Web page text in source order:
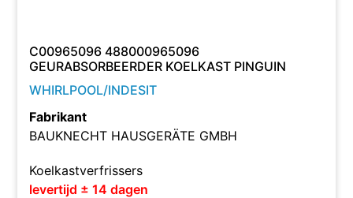
C00965096 488000965096
GEURABSORBEERDER KOELKAST PINGUIN
WHIRLPOOL/INDESIT
Fabrikant
BAUKNECHT HAUSGERÄTE GMBH
Koelkastverfrissers
levertijd ± 14 dagen